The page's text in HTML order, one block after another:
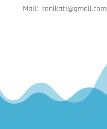
Mail: ronikati@gmail.com